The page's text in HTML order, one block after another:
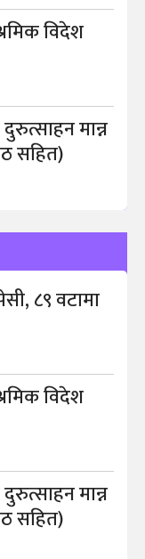
विदेश
मान्न
सहित)
८९ वटामा
विदेश
मान्न
सहित)